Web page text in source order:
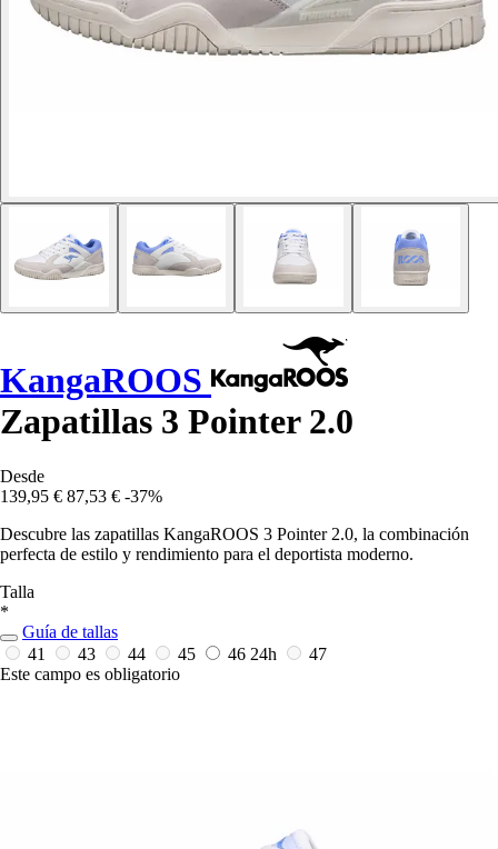
KangaROOS
Zapatillas 3 Pointer 2.0
Desde
139,95 € 87,53 € -37%
Descubre las zapatillas KangaROOS 3 Pointer 2.0, la combinación
perfecta de estilo y rendimiento para el deportista moderno.
Talla
*
Guía de tallas
41
43 44 45 46 24h
47
Este campo es obligatorio